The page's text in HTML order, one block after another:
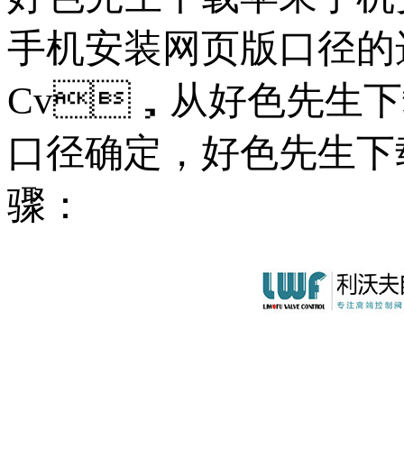
手机安装网页版口径
Cv，从好色先生下
口径确定，好色先
骤：